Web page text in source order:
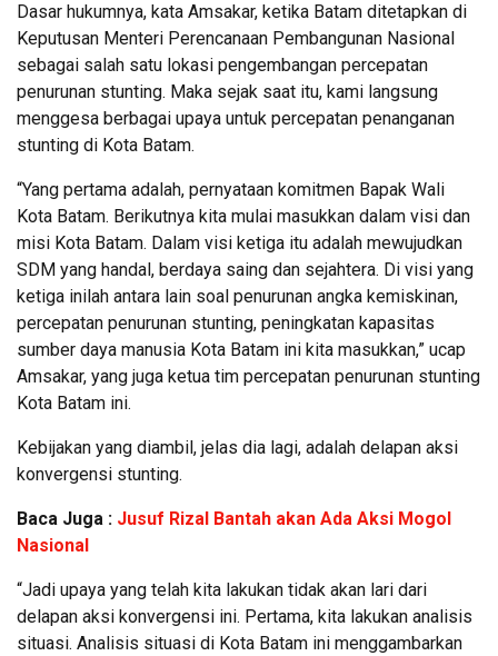
Dasar hukumnya, kata Amsakar, ketika Batam ditetapkan di
Keputusan Menteri Perencanaan Pembangunan Nasional
sebagai salah satu lokasi pengembangan percepatan
penurunan stunting. Maka sejak saat itu, kami langsung
menggesa berbagai upaya untuk percepatan penanganan
stunting di Kota Batam.
“Yang pertama adalah, pernyataan komitmen Bapak Wali
Kota Batam. Berikutnya kita mulai masukkan dalam visi dan
misi Kota Batam. Dalam visi ketiga itu adalah mewujudkan
SDM yang handal, berdaya saing dan sejahtera. Di visi yang
ketiga inilah antara lain soal penurunan angka kemiskinan,
percepatan penurunan stunting, peningkatan kapasitas
sumber daya manusia Kota Batam ini kita masukkan,” ucap
Amsakar, yang juga ketua tim percepatan penurunan stunting
Kota Batam ini.
Kebijakan yang diambil, jelas dia lagi, adalah delapan aksi
konvergensi stunting.
Baca Juga : Jusuf Rizal Bantah akan Ada Aksi Mogol
Nasional
“Jadi upaya yang telah kita lakukan tidak akan lari dari
delapan aksi konvergensi ini. Pertama, kita lakukan analisis
situasi. Analisis situasi di Kota Batam ini menggambarkan